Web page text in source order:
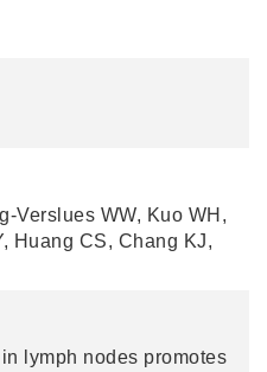
Verslues WW, Kuo WH,
Huang CS, Chang KJ,
lymph nodes promotes